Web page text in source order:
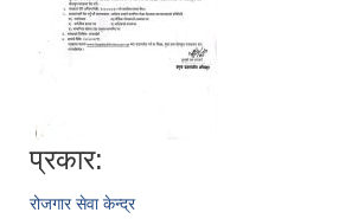
प्रकार:
रोजगार सेवा केन्द्र